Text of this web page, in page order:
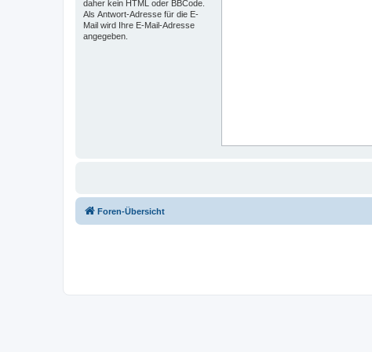
daher kein HTML oder BBCode.
Als Antwort-Adresse für die E-
Mail wird Ihre E-Mail-Adresse
angegeben.
Foren-Übersicht